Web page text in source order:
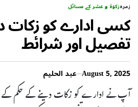
زمرہزکوٰۃ و عشر کے مسائل
کسی ادارے کو زکات
تفصیل اور شرائط
August 5, 2025 عبد الحلیم
آپ نے ادارے کو زکات دینے کے حکم